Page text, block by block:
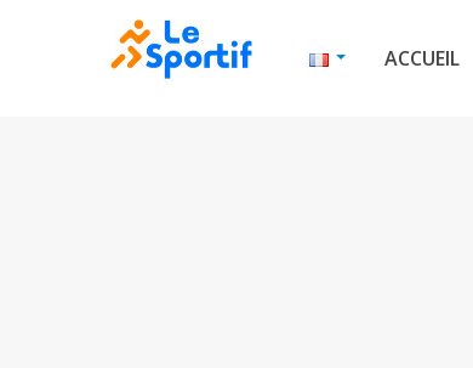
ACCUEIL